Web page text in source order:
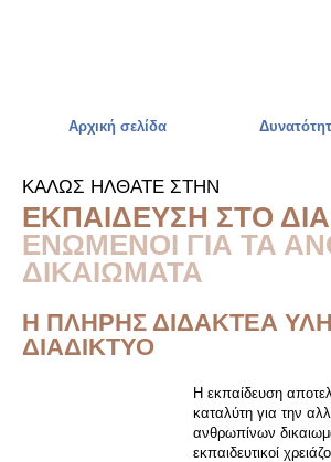
Αρχική σελίδα
ΚΑΛΩΣ ΗΛΘΑΤΕ ΣΤΗΝ
ΕΚΠΑΙΔΕΥΣΗ ΣΤΟ
ΕΝΩΜΕΝΟΙ ΓΙΑ ΤΑ
ΔΙΚΑΙΩΜΑΤΑ
Η ΠΛΗΡΗΣ ΔΙΔΑΚΤΕΑ
ΔΙΑΔΙΚΤΥΟ
Η εκπαίδευση
καταλύτη για την
ανθρωπίνων
εκπαιδευτικοί